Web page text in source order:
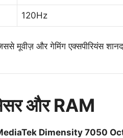
120Hz
मूवीज़ और गेमिंग एक्सपीरियंस
और RAM
Dimensity 7050